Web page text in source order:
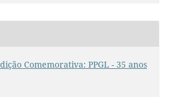
Comemorativa: PPGL - 35 anos